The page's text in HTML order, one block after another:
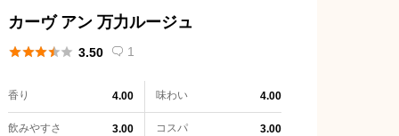
カーヴ アン 万力ルージュ
 3.50  1
香り 4.00 味わい 4.00
飲みやすさ 3.00 コスパ 3.00